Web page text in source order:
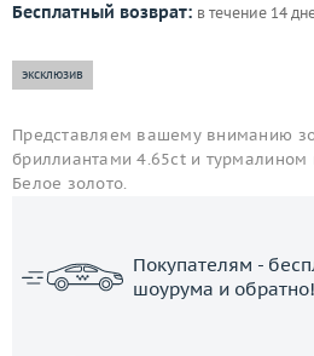
Бесплатный возврат: в течение 14
эксклюзив
Представляем вашему вниманию
бриллиантами 4.65ct и турмалином
Белое золото.
Покупателям -
шоурума и обратно!